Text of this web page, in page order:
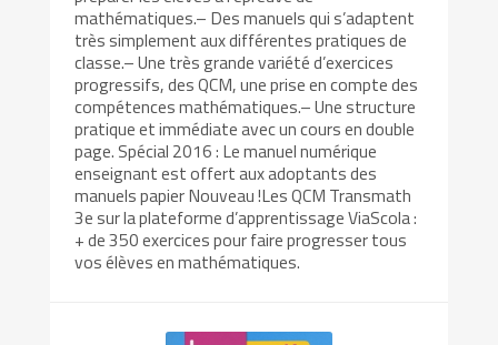
mathématiques.– Des manuels qui s’adaptent
très simplement aux différentes pratiques de
classe.– Une très grande variété d’exercices
progressifs, des QCM, une prise en compte des
compétences mathématiques.– Une structure
pratique et immédiate avec un cours en double
page. Spécial 2016 : Le manuel numérique
enseignant est offert aux adoptants des
manuels papier Nouveau !Les QCM Transmath
3e sur la plateforme d’apprentissage ViaScola :
+ de 350 exercices pour faire progresser tous
vos élèves en mathématiques.